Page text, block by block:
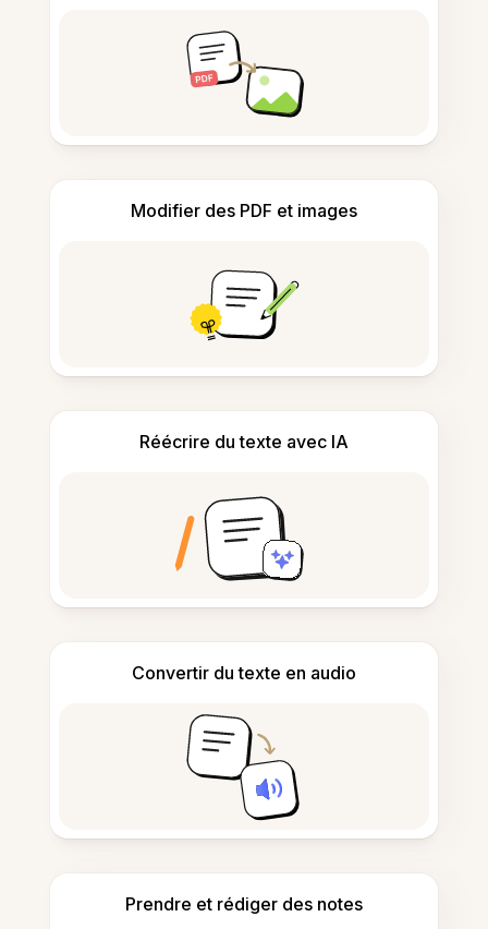
Modifier des PDF et images
Réécrire du texte avec IA
Convertir du texte en audio
Prendre et rédiger des notes